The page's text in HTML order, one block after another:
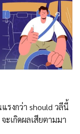
รงกว่า should วลีนี้
ะเกิดผลเสียตามมา